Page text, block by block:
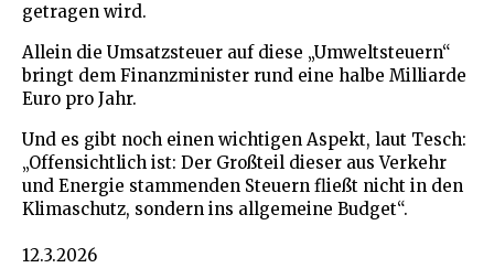
getragen wird.
Allein die Umsatzsteuer auf diese „Umweltsteuern“
bringt dem Finanzminister rund eine halbe Milliarde
Euro pro Jahr.
Und es gibt noch einen wichtigen Aspekt, laut Tesch:
„Offensichtlich ist: Der Großteil dieser aus Verkehr
und Energie stammenden Steuern fließt nicht in den
Klimaschutz, sondern ins allgemeine Budget“.
12.3.2026